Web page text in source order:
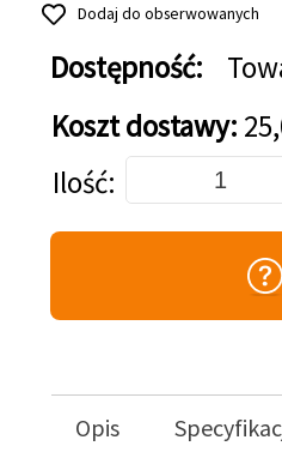
Dodaj do obserwowanych
Dostępność:
Koszt dostawy:
Dodaj do koszyka
Ilość
Opis